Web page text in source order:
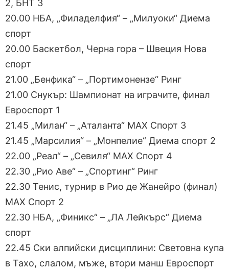
2, БНТ 3
20.00 НБА, „Филаделфия“ – „Милуоки“ Диема
спорт
20.00 Баскетбол, Черна гора – Швеция Нова
спорт
21.00 „Бенфика“ – „Портимонензе“ Ринг
21.00 Снукър: Шампионат на играчите, финал
Евроспорт 1
21.45 „Милан“ – „Аталанта“ МАХ Спорт 3
21.45 „Марсилия“ – „Монпелие“ Диема спорт 2
22.00 „Реал“ – „Севиля“ МАХ Спорт 4
22.30 „Рио Аве“ – „Спортинг“ Ринг
22.30 Тенис, турнир в Рио де Жанейро (финал)
МАХ Спорт 2
22.30 НБА, „Финикс“ – „ЛА Лейкърс“ Диема
спорт
22.45 Ски алпийски дисциплини: Световна купа
в Тахо, слалом, мъже, втори манш Евроспорт